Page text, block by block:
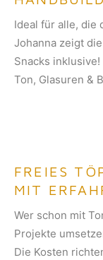
Ideal für alle, die
Johanna zeigt
Snacks
Ton, Glasuren &
FREIES
MIT
Wer schon mit
Projekte
Die Kosten